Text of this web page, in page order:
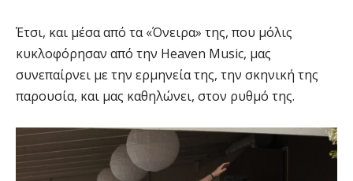
Έτσι, και μέσα από τα «Όνειρα» της, που μόλις
κυκλοφόρησαν από την Heaven Music, μας
συνεπαίρνει με την ερμηνεία της, την σκηνική της
παρουσία, και μας καθηλώνει, στον ρυθμό της.